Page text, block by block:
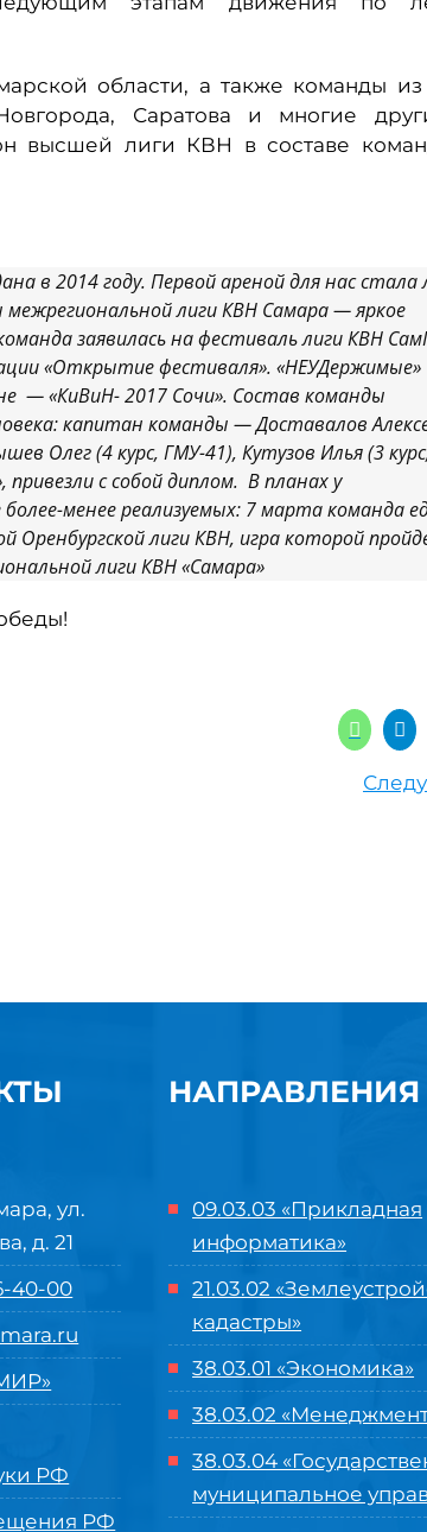
области, а также команды из
Саратова и многие
высшей лиги КВН в составе
в 2014 году. Первой ареной для нас стала
лиги КВН Самара — яркое
заявилась на фестиваль лиги КВН
«Открытие фестиваля». «НЕУДержимые»
— «КиВиН- 2017 Сочи». Состав команды
капитан команды — Доставалов
Олег (4 курс, ГМУ-41), Кутузов Илья (3
с собой диплом. В планах у
менее реализуемых: 7 марта команда
Оренбургской лиги КВН, игра которой
лиги КВН «Самара»
ул.
д. 21
40-00
РФ
РФ
09.03.03 «Прикладная
информатика»
21.03.02
кадастры»
38.03.01 «Экономика»
38.03.02
38.03.04
муниципальное